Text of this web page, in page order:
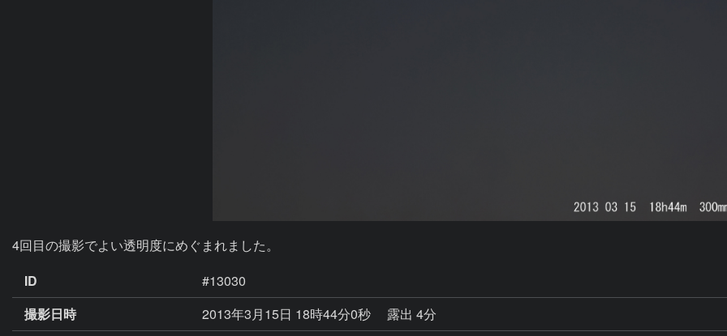
4回目の撮影でよい透明度にめぐまれました。
ID
#13030
撮影日時
2013年3月15日 18時44分0秒
露出 4分